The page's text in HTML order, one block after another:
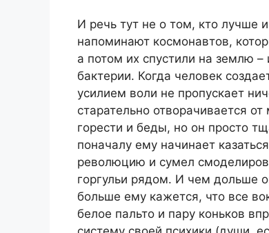
И речь тут не о том, кто лучше
напоминают космонавтов,
а потом их спустили на землю
бактерии. Когда человек
усилием воли не пропускает
старательно отворачивается
горести и беды, но он просто
поначалу ему начинает
революцию и сумел
горгульи рядом. И чем дольше
больше ему кажется, что все
белое пальто и пару коньков